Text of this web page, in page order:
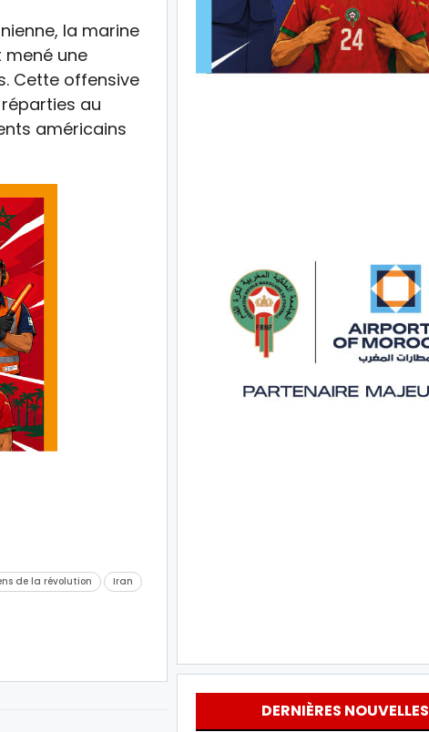
la marine
une
Cette offensive
au
américains
de la révolution
Iran
DERNIÈRES NOUVELLES